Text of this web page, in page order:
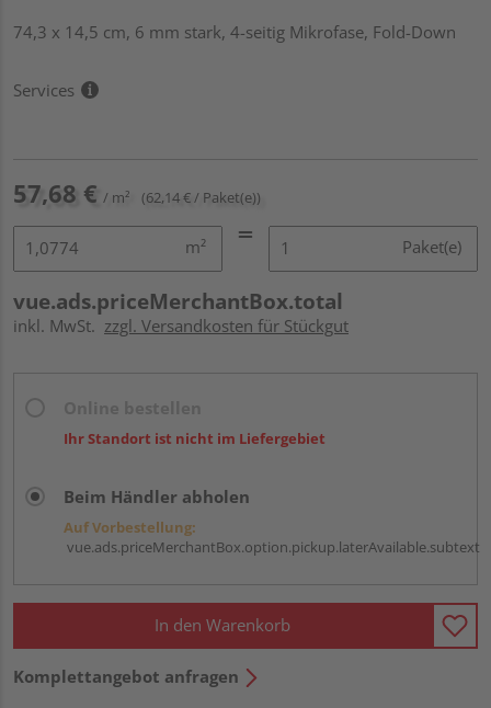
74,3 x 14,5 cm, 6 mm stark, 4-seitig Mikrofase, Fold-Down
Services
57,68 € / m² (62,14 € / Paket(e))
m² Paket(e)
vue.ads.priceMerchantBox.total
inkl. MwSt. zzgl. Versandkosten für Stückgut
Ihr Standort ist nicht im Liefergebiet
Beim Händler abholen
Auf Vorbestellung:
vue.ads.priceMerchantBox.option.pickup.laterAvailable.subtext
In den Warenkorb
Komplettangebot anfragen